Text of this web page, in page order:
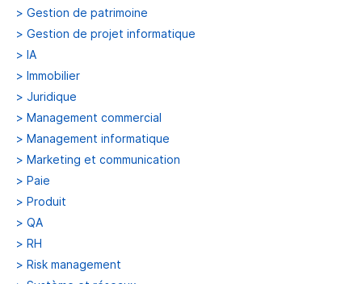
> Gestion de patrimoine
> Gestion de projet informatique
> IA
> Immobilier
> Juridique
> Management commercial
> Management informatique
> Marketing et communication
> Paie
> Produit
> QA
> RH
> Risk management